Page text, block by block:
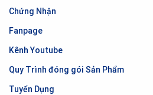
Chứng Nhận
Fanpage
Kênh Youtube
Quy Trình đóng gói Sản Phẩm
Tuyển Dụng